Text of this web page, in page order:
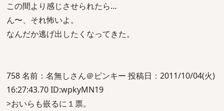
この間より感じさせられたら…
ん〜、それ怖いよ。
なんだか逃げ出したくなってきた。
758 名前：名無しさん＠ピンキー 投稿日：2011/10/04(火)
16:27:43.70 ID:wpkyMN19
>おいらも嵌るに１票。